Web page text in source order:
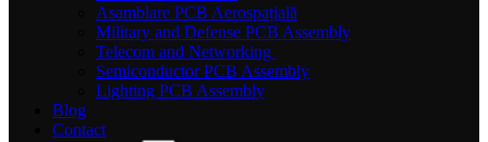
Asamblare PCB Aerospațială
Military and Defense PCB Assembly
Telecom and Networking
Semiconductor PCB Assembly
Lighting PCB Assembly
Blog
Contact